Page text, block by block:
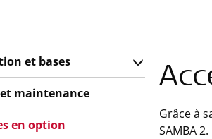
Grâce à
SAMBA
et bases
maintenance
en option